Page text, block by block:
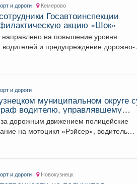
и дороги | Кемерово
Госавтоинспекции
акцию «Шок»
направлено на повышение уровня
водителей и предупреждение дорожно-
и дороги
муниципальном округе
водителю, управлявшему
лишения водительских прав
дорожным движением полицейские
на мотоцикл «Рэйсер», водитель
и дороги | Новокузнецк